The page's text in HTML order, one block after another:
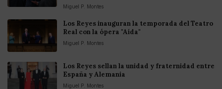
Miguel P. Montes
Los Reyes inauguran la temporada del Teatro
Real con la ópera "Aída"
Miguel P. Montes
Los Reyes sellan la unidad y fraternidad entre
España y Alemania
Miguel P. Montes